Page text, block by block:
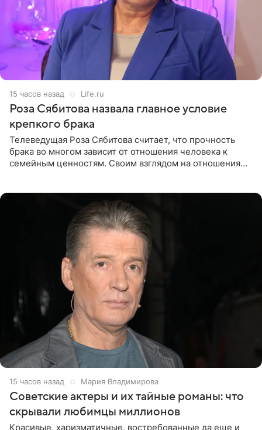
15 часов назад Life.ru
Роза Сябитова назвала главное условие
крепкого брака
Телеведущая Роза Сябитова считает, что прочность
брака во многом зависит от отношения человека к
семейным ценностям. Своим взглядом на отношения
15 часов назад Мария Владимирова
Советские актеры и их тайные романы: что
скрывали любимцы миллионов
Красивые, харизматичные, востребованные да еще и